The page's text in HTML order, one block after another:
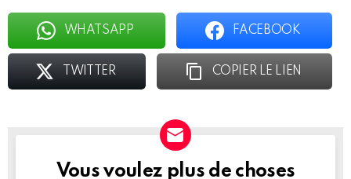
WHATSAPP FACEBOOK
TWITTER COPIER LE LIEN
BULLETIN
Vous voulez plus de choses